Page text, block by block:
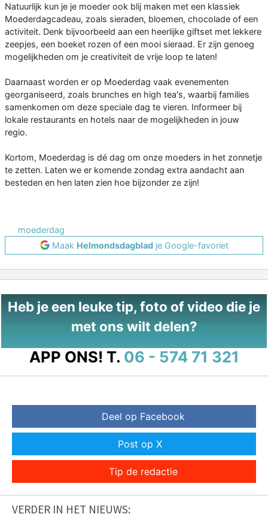
Natuurlijk kun je je moeder ook blij maken met een klassiek
Moederdagcadeau, zoals sieraden, bloemen, chocolade of een
activiteit. Denk bijvoorbeeld aan een heerlijke giftset met lekkere
zeepjes, een boeket rozen of een mooi sieraad. Er zijn genoeg
mogelijkheden om je creativiteit de vrije loop te laten!
Daarnaast worden er op Moederdag vaak evenementen
georganiseerd, zoals brunches en high tea's, waarbij families
samenkomen om deze speciale dag te vieren. Informeer bij
lokale restaurants en hotels naar de mogelijkheden in jouw
regio.
Kortom, Moederdag is dé dag om onze moeders in het zonnetje
te zetten. Laten we er komende zondag extra aandacht aan
besteden en hen laten zien hoe bijzonder ze zijn!
moederdag
Maak Helmondsdagbladje Google-favoriet
Heb je een leuke tip, foto of video die je
met ons wilt delen?
APP ONS! T. 06 - 574 71 321
Deel op Facebook
Post op X
Tip de redactie
VERDER IN HET NIEUWS: